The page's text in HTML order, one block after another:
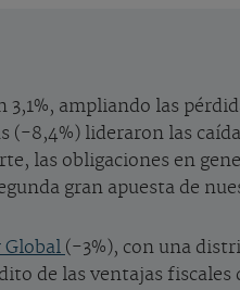
3,1%, ampliando las
(-8,4%) lideraron las
las obligaciones en
gran apuesta de
Global (-3%), con una
de las ventajas fiscales